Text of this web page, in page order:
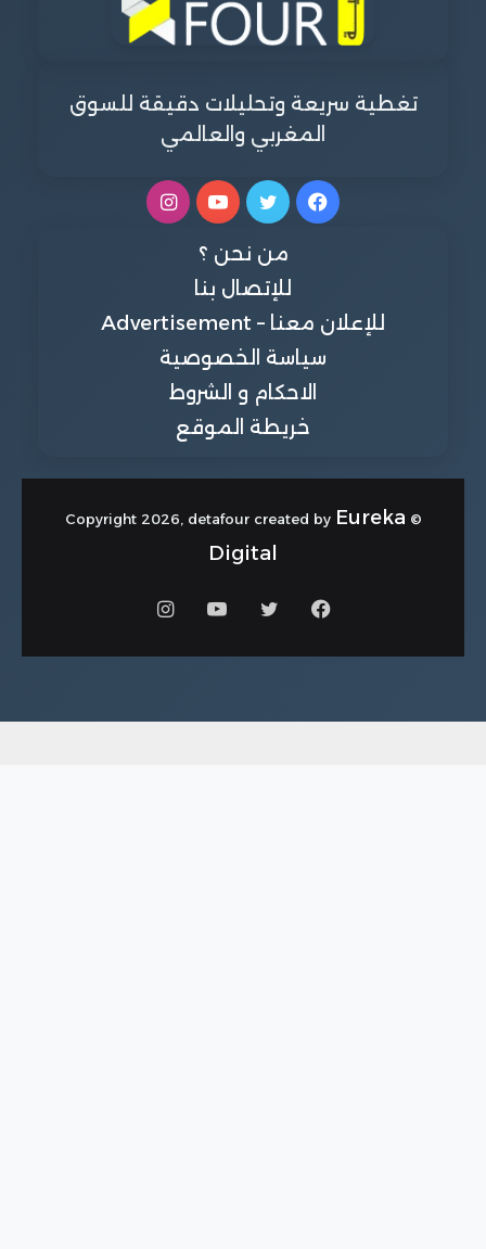
تغطية سريعة وتحليلات دقيقة للسوق
المغربي والعالمي
فيسبوكتويتر يوتيوبانستقرام
من نحن ؟
للإتصال بنا
للإعلان معنا – Advertisement
سياسة الخصوصية
الاحكام و الشروط
خريطة الموقع
© Copyright 2026, detafour created by
Eureka
Digital
فيسبوكتويتر يوتيوبانستقرام